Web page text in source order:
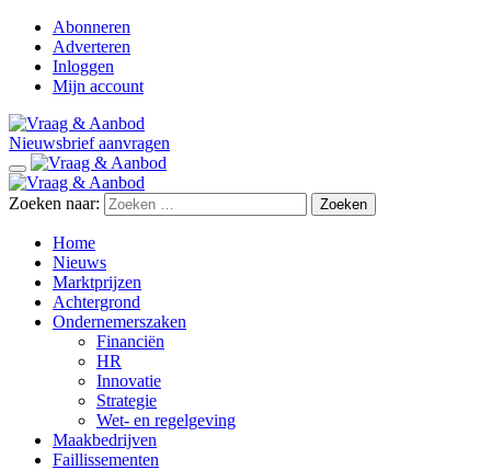
Abonneren
Adverteren
Inloggen
Mijn account
Nieuwsbrief aanvragen
Zoeken naar:
Home
Nieuws
Marktprijzen
Achtergrond
Ondernemerszaken
Financiën
HR
Innovatie
Strategie
Wet- en regelgeving
Maakbedrijven
Faillissementen